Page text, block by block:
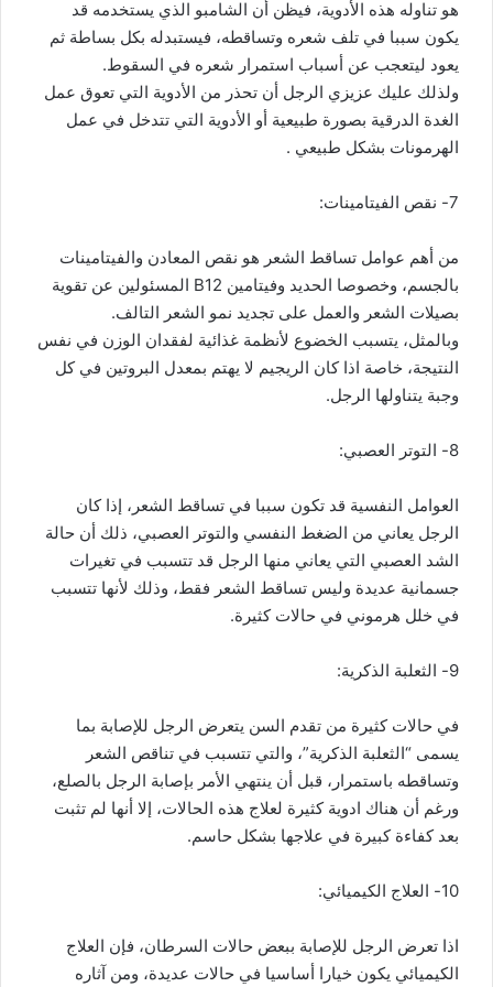
هو تناوله هذه الأدوية، فيظن أن الشامبو الذي يستخدمه قد
يكون سببا في تلف شعره وتساقطه، فيستبدله بكل بساطة ثم
يعود ليتعجب عن أسباب استمرار شعره في السقوط.
ولذلك عليك عزيزي الرجل أن تحذر من الأدوية التي تعوق عمل
الغدة الدرقية بصورة طبيعية أو الأدوية التي تتدخل في عمل
الهرمونات بشكل طبيعي .
7- نقص الفيتامينات:
من أهم عوامل تساقط الشعر هو نقص المعادن والفيتامينات
بالجسم، وخصوصا الحديد وفيتامين B12 المسئولين عن تقوية
بصيلات الشعر والعمل على تجديد نمو الشعر التالف.
وبالمثل، يتسبب الخضوع لأنظمة غذائية لفقدان الوزن في نفس
النتيجة، خاصة اذا كان الريجيم لا يهتم بمعدل البروتين في كل
وجبة يتناولها الرجل.
8- التوتر العصبي:
العوامل النفسية قد تكون سببا في تساقط الشعر، إذا كان
الرجل يعاني من الضغط النفسي والتوتر العصبي، ذلك أن حالة
الشد العصبي التي يعاني منها الرجل قد تتسبب في تغيرات
جسمانية عديدة وليس تساقط الشعر فقط، وذلك لأنها تتسبب
في خلل هرموني في حالات كثيرة.
9- الثعلبة الذكرية:
في حالات كثيرة من تقدم السن يتعرض الرجل للإصابة بما
يسمى “الثعلبة الذكرية”، والتي تتسبب في تناقص الشعر
وتساقطه باستمرار، قبل أن ينتهي الأمر بإصابة الرجل بالصلع،
ورغم أن هناك ادوية كثيرة لعلاج هذه الحالات، إلا أنها لم تثبت
بعد كفاءة كبيرة في علاجها بشكل حاسم.
10- العلاج الكيميائي:
اذا تعرض الرجل للإصابة ببعض حالات السرطان، فإن العلاج
الكيميائي يكون خيارا أساسيا في حالات عديدة، ومن آثاره